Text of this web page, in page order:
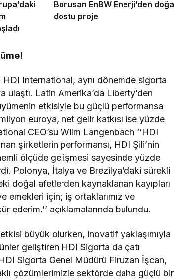
Borusan EnBW Enerji’den doğa
dostu proje
HDI International, aynı dönemde sigorta
ulaştı. Latin Amerika’da Liberty’den
etkisiyle bu güçlü performansa
euroya, net gelir katkısı ise yüzde
CEO’su Wilm Langenbach ‘‘HDI
şirketlerin performansı, HDI Şili’nin
ölçüde gelişmesi sayesinde yüzde
Polonya, İtalya ve Brezilya’daki sürekli
doğal afetlerden kaynaklanan kayıpları
emekleri için; iş ortaklarımız ve
açıklamalarında bulundu.
etkisi büyük olurken, inovatif yaklaşımıyla
geliştiren HDI Sigorta da çatı
Sigorta Genel Müdürü Firuzan İşcan,
çözümlerimizle sektörde daha güçlü bir